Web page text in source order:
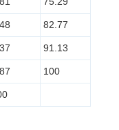
82.77
91.13
100